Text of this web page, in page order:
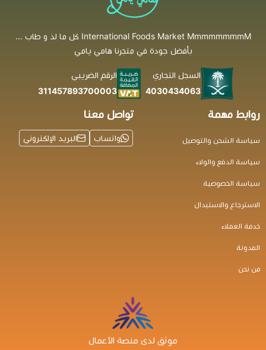
International Foods Market MmmmmmmmM كل ما لذ و طاب ...
بأفضل جودة في متجرنا هامي يامي
السجل التجاري
4030434063
الرقم الضريبي
311457893700003
روابط مهمة
سياسة الشحن والتوصيل
سياسة الدفع والولاء
سياسة الخصوصية
الاسترجاع والاستبدال
خدمة العملاء
المدونة
من نحن
تواصل معنا
واتساب البريد الإلكتروني
موثق لدى منصة الأعمال